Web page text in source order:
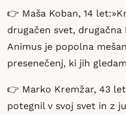
👉 Maša Koban, 14
drugačen svet,
Animus je popolna
presenečenj, ki jih
👉 Marko Kremžar, 43
potegnil v svoj svet in z